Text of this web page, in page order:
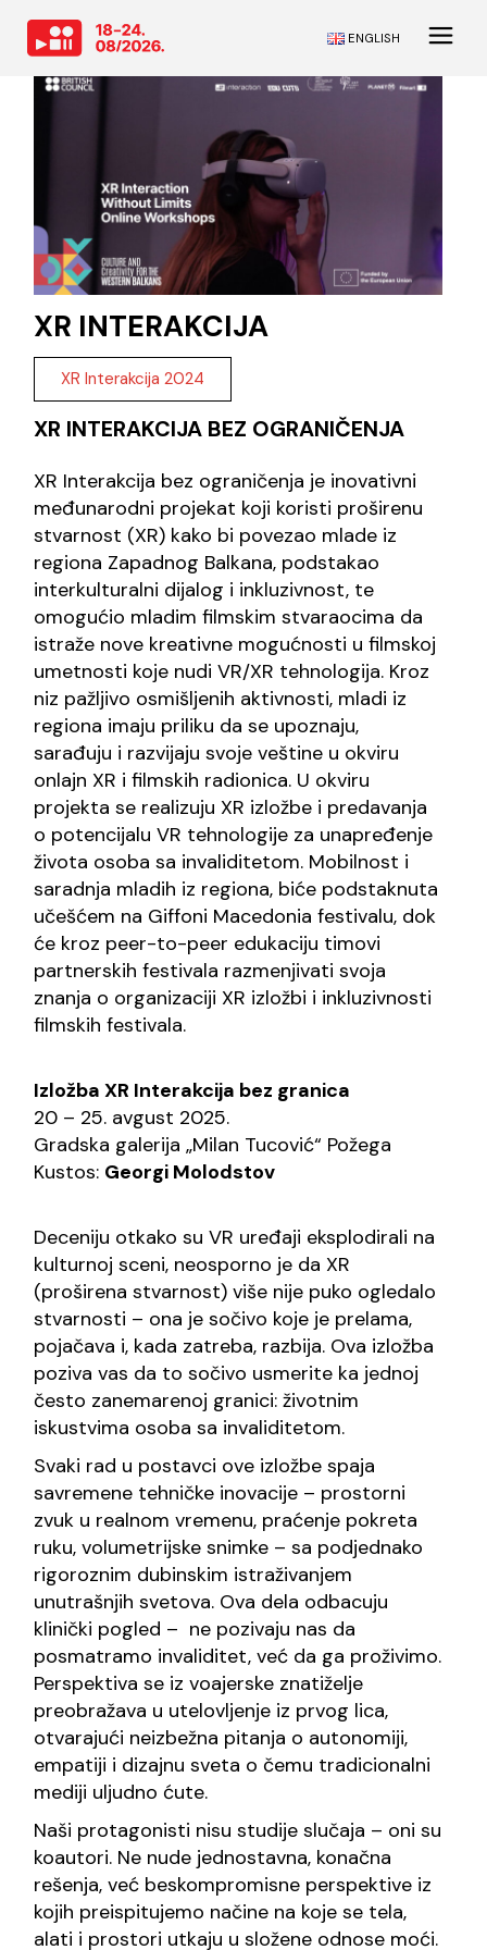
ENGLISH
XR INTERAKCIJA
XR Interakcija 2024
XR INTERAKCIJA BEZ OGRANIČENJA
XR Interakcija bez ograničenja je inovativni
međunarodni projekat koji koristi proširenu
stvarnost (XR) kako bi povezao mlade iz
regiona Zapadnog Balkana, podstakao
interkulturalni dijalog i inkluzivnost, te
omogućio mladim filmskim stvaraocima da
istraže nove kreativne mogućnosti u filmskoj
umetnosti koje nudi VR/XR tehnologija. Kroz
niz pažljivo osmišljenih aktivnosti, mladi iz
regiona imaju priliku da se upoznaju,
sarađuju i razvijaju svoje veštine u okviru
onlajn XR i filmskih radionica. U okviru
projekta se realizuju XR izložbe i predavanja
o potencijalu VR tehnologije za unapređenje
života osoba sa invaliditetom. Mobilnost i
saradnja mladih iz regiona, biće podstaknuta
učešćem na Giffoni Macedonia festivalu, dok
će kroz peer-to-peer edukaciju timovi
partnerskih festivala razmenjivati svoja
znanja o organizaciji XR izložbi i inkluzivnosti
filmskih festivala.
Izložba XR Interakcija bez granica
20 – 25. avgust 2025.
Gradska galerija„Milan Tucović“ Požega
Kustos: Georgi Molodstov
Deceniju otkako su VR uređaji eksplodirali na
kulturnoj sceni, neosporno je da XR
(proširena stvarnost) više nije puko ogledalo
stvarnosti – ona je sočivo koje je prelama,
pojačava i, kada zatreba, razbija. Ova izložba
poziva vas da to sočivo usmerite ka jednoj
često zanemarenoj granici: životnim
iskustvima osoba sa invaliditetom.
Svaki rad u postavci ove izložbe spaja
savremene tehničke inovacije – prostorni
zvuk u realnom vremenu, praćenje pokreta
ruku, volumetrijske snimke – sa podjednako
rigoroznim dubinskim istraživanjem
unutrašnjih svetova. Ova dela odbacuju
klinički pogled – ne pozivaju nas da
posmatramo invaliditet, već da ga proživimo.
Perspektiva se iz voajerske znatiželje
preobražava u utelovljenje iz prvog lica,
otvarajući neizbežna pitanja o autonomiji,
empatiji i dizajnu sveta o čemu tradicionalni
mediji uljudno ćute.
Naši protagonisti nisu studije slučaja – oni su
koautori. Ne nude jednostavna, konačna
rešenja, već beskompromisne perspektive iz
kojih preispitujemo načine na koje se tela,
alati i prostori utkaju u složene odnose moći.